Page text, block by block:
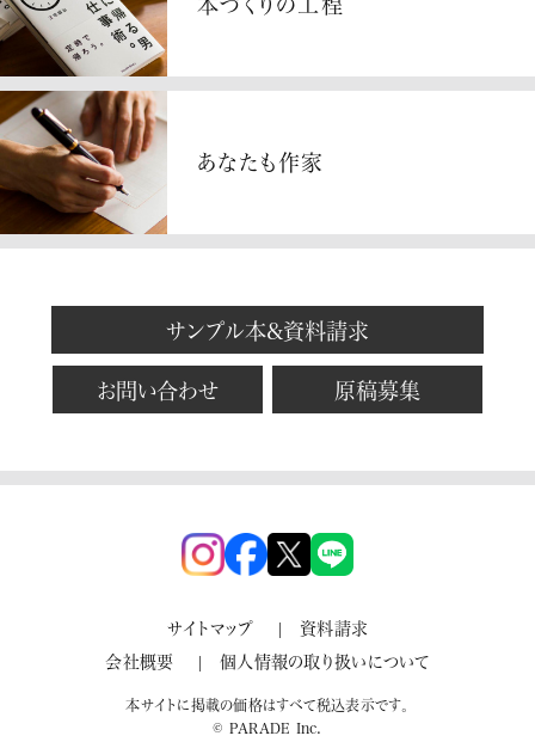
あなたも作家
サンプル本&資料請求
お問い合わせ 原稿募集
サイトマップ
資料請求
会社概要
個人情報の取り扱いについて
本サイトに掲載の価格はすべて税込表示です。
© PARADE Inc.